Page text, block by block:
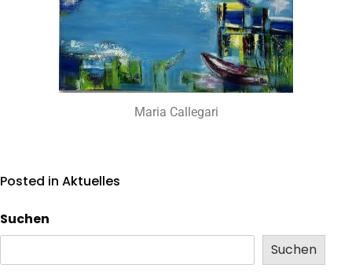
Maria Callegari
Posted in Aktuelles
Suchen
Suchen